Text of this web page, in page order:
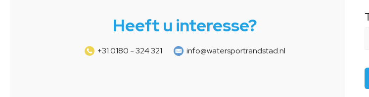
Heeft u interesse?
+31 0180 - 324 321 info@watersportrandstad.nl